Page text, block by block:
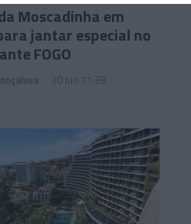
Moscadinha em
jantar especial no
FOGO
30 Jun 11:38